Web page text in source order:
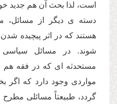
است، لذا بحث آن هم جدید
دسته ى دیگر از مسائل،
هستند كه در اثر پیچیده
شوند. در مسائل سیاسى
مستحدثه اى كه در فقه هم
مواردى وجود دارد كه اگر
گردد، طبیعتاً مسائلى